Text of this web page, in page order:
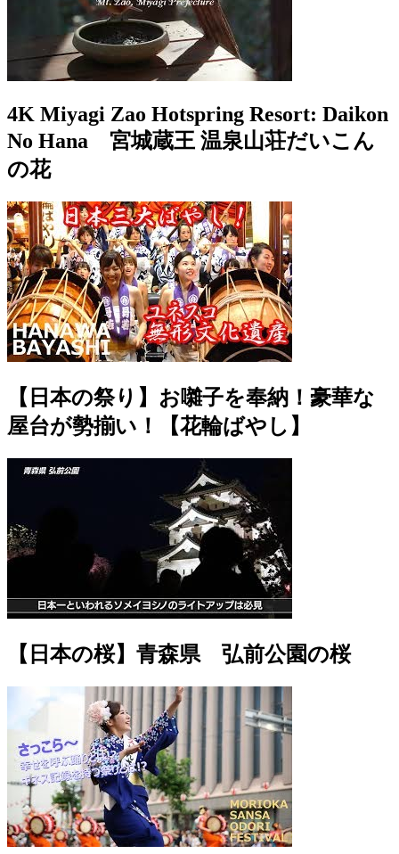
4K Miyagi Zao Hotspring Resort: Daikon
No Hana 宮城蔵王 温泉山荘だいこん
の花
【日本の祭り】お囃子を奉納！豪華な
屋台が勢揃い！【花輪ばやし】
【日本の桜】青森県 弘前公園の桜